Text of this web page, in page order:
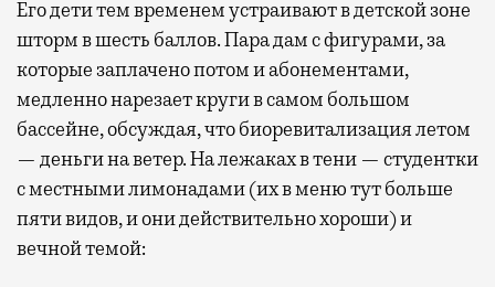
Его дети тем временем устраивают в детской зоне
шторм в шесть баллов. Пара дам с фигурами, за
которые заплачено потом и абонементами,
медленно нарезает круги в самом большом
бассейне, обсуждая, что биоревитализация летом
— деньги на ветер. На лежаках в тени — студентки
с местными лимонадами (их в меню тут больше
пяти видов, и они действительно хороши) и
вечной темой: